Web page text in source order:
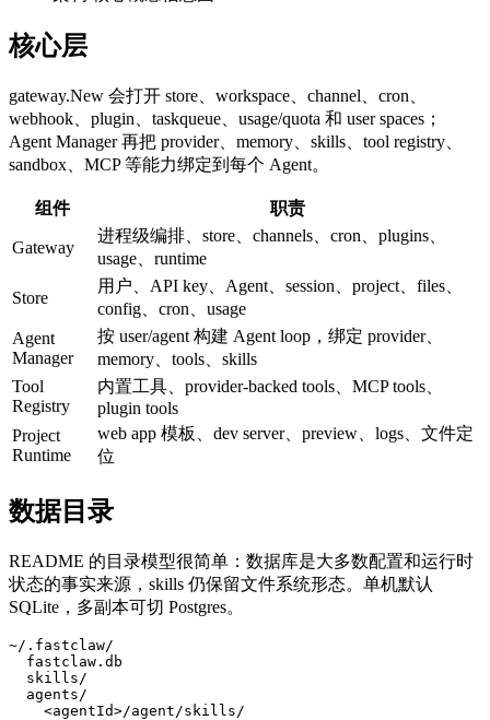
核心层
gateway.New 会打开 store、workspace、channel、cron、
webhook、plugin、taskqueue、usage/quota 和 user spaces；
Agent Manager 再把 provider、memory、skills、tool registry、
sandbox、MCP 等能力绑定到每个 Agent。
组件 职责
Gateway
进程级编排、store、channels、cron、plugins、
usage、runtime
Store
用户、API key、Agent、session、project、files、
config、cron、usage
Agent
Manager
按 user/agent 构建 Agent loop，绑定 provider、
memory、tools、skills
Tool
Registry
内置工具、provider-backed tools、MCP tools、
plugin tools
Project
Runtime
web app 模板、dev server、preview、logs、文件定
位
数据目录
README 的目录模型很简单：数据库是大多数配置和运行时
状态的事实来源，skills 仍保留文件系统形态。单机默认
SQLite，多副本可切 Postgres。
~/.fastclaw/
  fastclaw.db
  skills/
  agents/
    <agentId>/agent/skills/